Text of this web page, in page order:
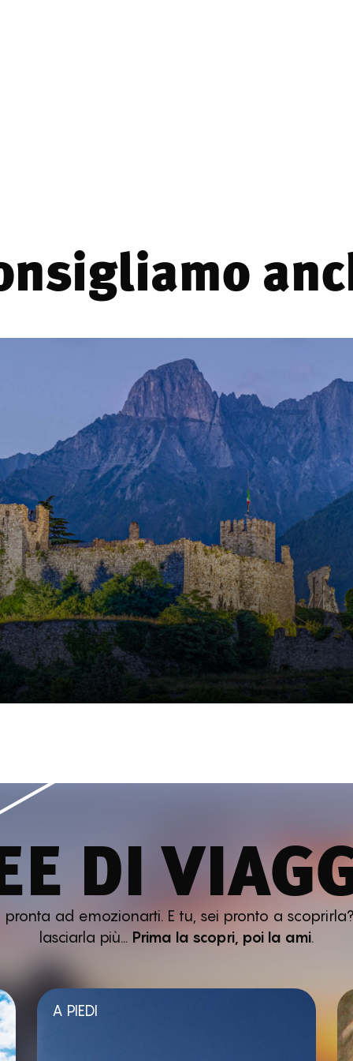
DI
ad emozionarti. E tu, sei pronto a
lasciarla più… Prima la scopri, poi la ami.
A PIEDI